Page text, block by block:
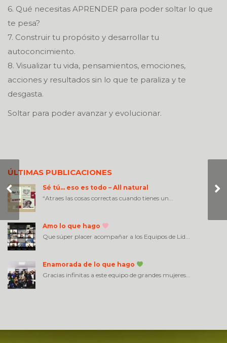
6. Qué necesitas APRENDER para poder soltar lo que
te pesa?
7. Construir tu propósito y desarrollar tu
autoconcimiento.
8. Visualizar tu vida, pensamientos, emociones,
acciones y resultados sin lo que te paraliza y te
desgasta.
Soltar para poder avanzar y evolucionar.
ÚLTIMAS PUBLICACIONES
Sé tú… eso es todo – All natural
“Atraes las cosas correctas cuando tienes un...
Amo lo que hago
Que súper placer acompañar a los Equipos de Líd...
Enamorada de lo que hago
Gracias infinitas a este equipo de grandes mujeres...
LATAM NielsenIQ –
Junio 2022